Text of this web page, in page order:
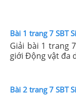
Bài 1 trang 7 SBT
Giải bài 1 trang
giới Động vật đa
Bài 2 trang 7 SBT